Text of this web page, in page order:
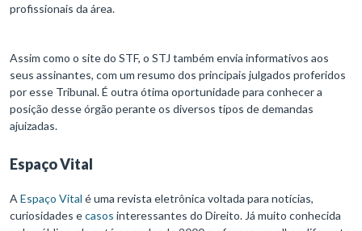
profissionais da área.
Assim como o site do STF, o STJ também envia informativos aos
seus assinantes, com um resumo dos principais julgados proferidos
por esse Tribunal. É outra ótima oportunidade para conhecer a
posição desse órgão perante os diversos tipos de demandas
ajuizadas.
Espaço Vital
A Espaço Vital é uma revista eletrônica voltada para notícias,
curiosidades ecasos interessantes do Direito. Já muito conhecida